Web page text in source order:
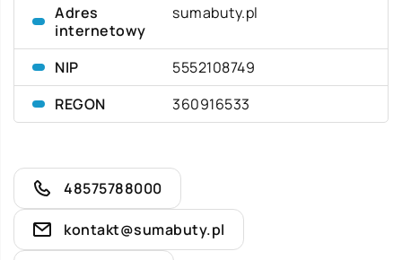
Adres
internetowy
sumabuty.pl
NIP
5552108749
REGON
360916533
48575788000
kontakt@sumabuty.pl